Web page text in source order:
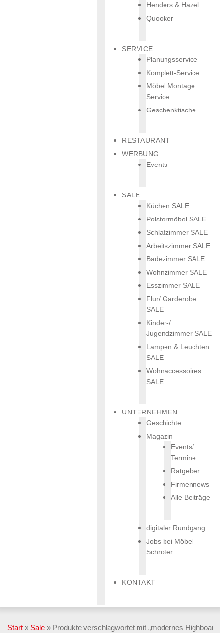
Henders & Hazel
Quooker
SERVICE
Planungsservice
Komplett-Service
Möbel Montage
Service
Geschenktische
RESTAURANT
WERBUNG
Events
SALE
Küchen SALE
Polstermöbel SALE
Schlafzimmer SALE
Arbeitszimmer SALE
Badezimmer SALE
Wohnzimmer SALE
Esszimmer SALE
Flur/ Garderobe
SALE
Kinder-/
Jugendzimmer SALE
Lampen & Leuchten
SALE
Wohnaccessoires
SALE
UNTERNEHMEN
Geschichte
Magazin
Events/
Termine
Ratgeber
Firmennews
Alle Beiträge
digitaler Rundgang
Jobs bei Möbel
Schröter
KONTAKT
Start » Sale » Produkte verschlagwortet mit „modernes Highboard